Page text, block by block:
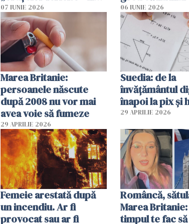
2026
07 IUNIE 2026
pe-aici, prin
06 IUNIE 2026
Marea Britanie:
persoanele născute
după 2008 nu vor mai
avea voie să fumeze
29 APRILIE 2026
Suedia: de la
învățământul
înapoi la pix și
29 APRILIE 2026
Femeie arestată după
un incendiu. Ar fi
provocat sau ar fi
Româncă,
Marea
timpul te fac